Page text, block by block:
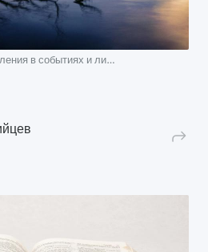
в событиях и лицах